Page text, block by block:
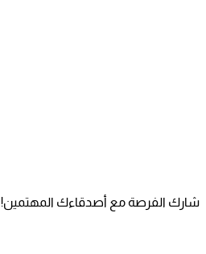
شارك الفرصة مع أصدقاءك المهتمين!